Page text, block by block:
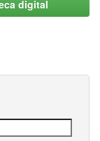
digital